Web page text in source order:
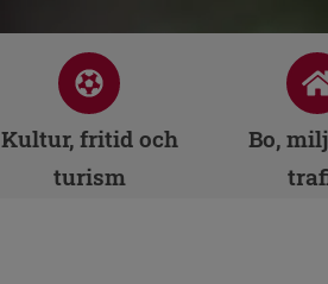
Kultur, fritid och
turism
Bo,